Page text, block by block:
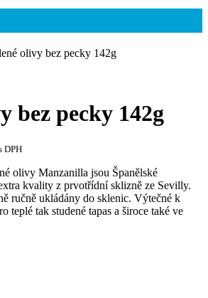
olivy bez pecky 142g
bez pecky 142g
Kč.
DPH
olivy Manzanilla jsou Španělské
kvality z prvotřídní sklizně ze Sevilly.
ručně ukládány do sklenic. Výtečné k
teplé tak studené tapas a široce také ve